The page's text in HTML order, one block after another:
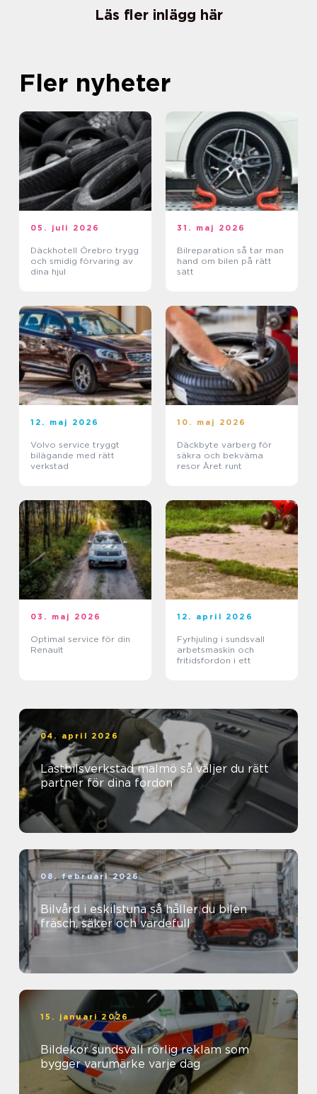
Läs fler inlägg här
Fler nyheter
05. juli 2026
Däckhotell Örebro trygg
och smidig förvaring av
dina hjul
31. maj 2026
Bilreparation så tar man
hand om bilen på rätt
sätt
12. maj 2026
Volvo service tryggt
bilägande med rätt
verkstad
10. maj 2026
Däckbyte varberg för
säkra och bekväma
resor Året runt
03. maj 2026
Optimal service för din
Renault
12. april 2026
Fyrhjuling i sundsvall
arbetsmaskin och
fritidsfordon i ett
04. april 2026
Lastbilsverkstad malmö så väljer du rätt
partner för dina fordon
08. februari 2026
Bilvård i eskilstuna så håller du bilen
fräsch, säker och värdefull
15. januari 2026
Bildekor sundsvall rörlig reklam som
bygger varumärke varje dag